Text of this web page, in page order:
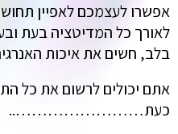
אפשרו לעצמכם לאפיין
לאורך כל המדיטציה בעת
בלב, חשים את איכות
אתם יכולים לרשום את כל
כעת……………………..